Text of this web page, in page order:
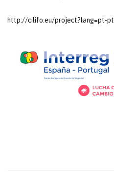
http://cilifo.eu/project?lang=pt-pt